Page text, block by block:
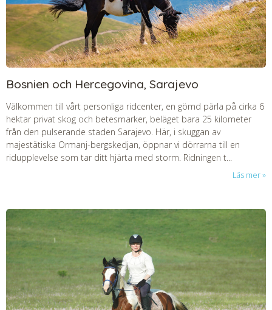
Bosnien och Hercegovina, Sarajevo
Välkommen till vårt personliga ridcenter, en gömd pärla på cirka 6
hektar privat skog och betesmarker, beläget bara 25 kilometer
från den pulserande staden Sarajevo. Här, i skuggan av
majestätiska Ormanj-bergskedjan, öppnar vi dörrarna till en
ridupplevelse som tar ditt hjärta med storm. Ridningen t...
Läs mer